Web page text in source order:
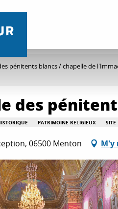
pénitents blancs / chapelle de
des
PATRIMOINE RELIGIEUX SITE
06500 Menton M'y